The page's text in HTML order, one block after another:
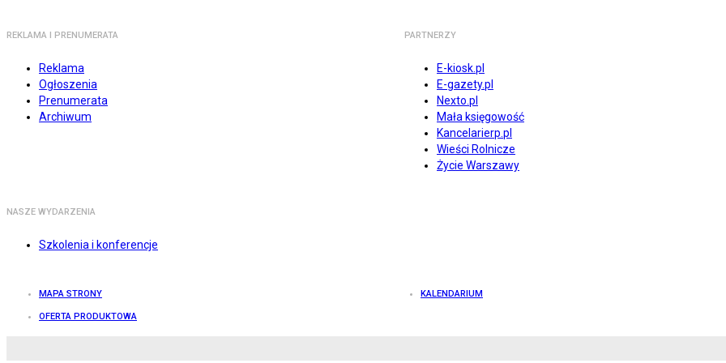
REKLAMA I PRENUMERATA
Reklama
Ogłoszenia
Prenumerata
Archiwum
PARTNERZY
E-kiosk.pl
E-gazety.pl
Nexto.pl
Mała księgowość
Kancelarierp.pl
Wieści Rolnicze
Życie Warszawy
NASZE WYDARZENIA
Szkolenia i konferencje
MAPA STRONY KALENDARIUM
OFERTA PRODUKTOWA